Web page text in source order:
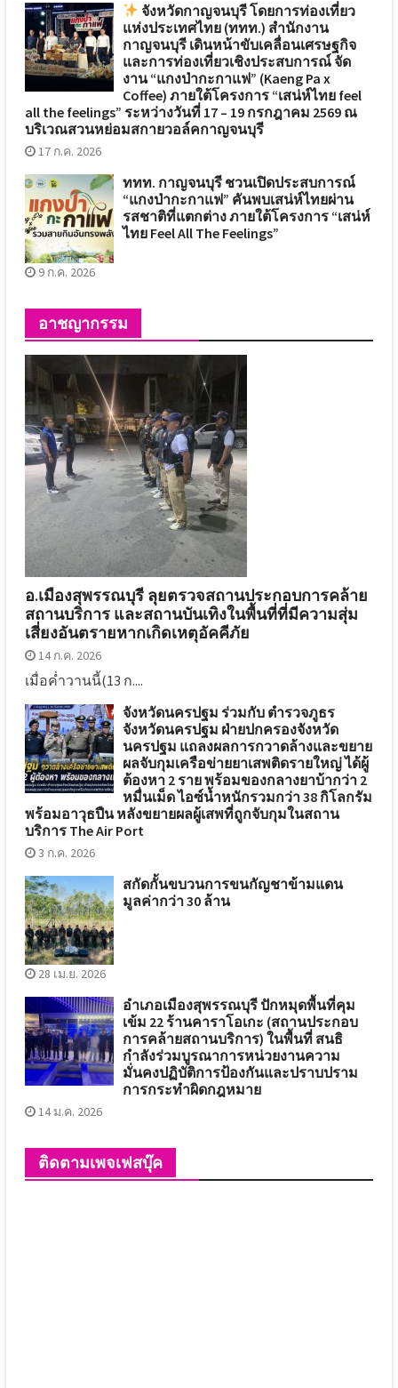
จังหวัดกาญจนบุรี โดยการท่องเที่ยว
แห่งประเทศไทย (ททท.) สำนักงาน
กาญจนบุรี เดินหน้าขับเคลื่อนเศรษฐกิจ
และการท่องเที่ยวเชิงประสบการณ์ จัด
งาน “แกงป่ากะกาแฟ” (Kaeng Pa x
Coffee) ภายใต้โครงการ “เสน่ห์ไทย feel
all the feelings” ระหว่างวันที่ 17 – 19 กรกฎาคม 2569 ณ
บริเวณสวนหย่อมสกายวอล์คกาญจนบุรี
17 ก.ค. 2026
ททท. กาญจนบุรี ชวนเปิดประสบการณ์
“แกงป่ากะกาแฟ” คันพบเสน่ห์ไทยผ่าน
รสชาติที่แตกต่าง ภายใต้โครงการ “เสน่ห์
ไทย Feel All The Feelings”
9 ก.ค. 2026
อาชญากรรม
อ.เมืองสุพรรณบุรี ลุยตรวจสถานประกอบการคล้าย
สถานบริการ และสถานบันเทิงในพื้นที่ที่มีความสุ่ม
เสี่ยงอันตรายหากเกิดเหตุอัคคีภัย
14 ก.ค. 2026
เมื่อค่ำวานนี้(13 ก....
จังหวัดนครปฐม ร่วมกับ ตำรวจภูธร
จังหวัดนครปฐม ฝ่ายปกครองจังหวัด
นครปฐม แถลงผลการกวาดล้างและขยาย
ผลจับกุมเครือข่ายยาเสพติดรายใหญ่ ได้ผู้
ต้องหา 2 ราย พร้อมของกลางยาบ้ากว่า 2
หมื่นเม็ด ไอซ์น้ำหนักรวมกว่า 38 กิโลกรัม
พร้อมอาวุธปืน หลังขยายผลผู้เสพที่ถูกจับกุมในสถาน
บริการ The Air Port
3 ก.ค. 2026
สกัดกั้นขบวนการขนกัญชาข้ามแดน
มูลค่ากว่า 30 ล้าน
28 เม.ย. 2026
อำเภอเมืองสุพรรณบุรี ปักหมุดพื้นที่คุม
เข้ม 22 ร้านคาราโอเกะ (สถานประกอบ
การคล้ายสถานบริการ) ในพื้นที่ สนธิ
กำลังร่วมบูรณาการหน่วยงานความ
มั่นคงปฏิบัติการป้องกันและปราบปราม
การกระทำผิดกฎหมาย
14 ม.ค. 2026
ติดตามเพจเฟสบุ๊ค